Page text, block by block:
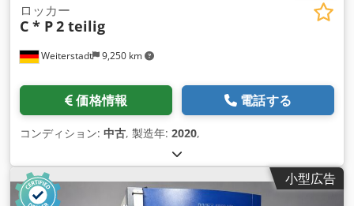
Weiterstadt 9,250 km
ロッカー
C * P2 teilig
価格情報 電話する
コンディション: 中古, 製造年: 2020,
小型広告